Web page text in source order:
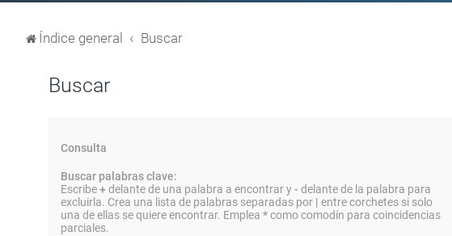
Índice general Buscar
Buscar
Consulta
Buscar palabras clave:
Escribe+delante de una palabra a encontrar y- delante de la palabra para
excluirla. Crea una lista de palabras separadas por | entre corchetes si solo
una de ellas se quiere encontrar. Emplea *como comodín para coincidencias
parciales.